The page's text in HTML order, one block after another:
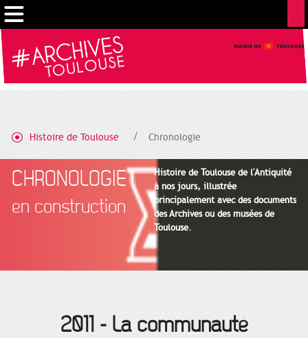
Histoire de Toulouse Chronologie
CHRONOLOGIE
en construction
Histoire de Toulouse de l'Antiquité
à nos jours, illustrée
principalement avec des documents
des Archives ou des musées de
Toulouse.
2011- La communauté
Gestion de vos préférences sur les cookies